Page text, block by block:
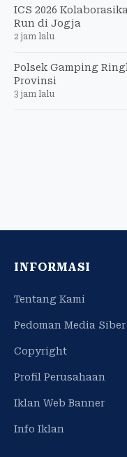
ICS 2026
Run di Jogja
2 jam lalu
Polsek Gamping
Provinsi
3 jam lalu
INFORMASI
Tentang Kami
Pedoman Media Siber
Copyright
Profil Perusahaan
Iklan Web Banner
Info Iklan